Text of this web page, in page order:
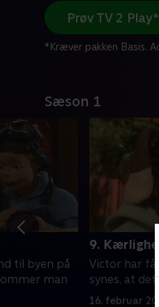
Prøv TV 2 Play*
*Kræver pakken Basis.
Sæson 1
til byen på
man
9.
Victor har
synes, at
16. februar